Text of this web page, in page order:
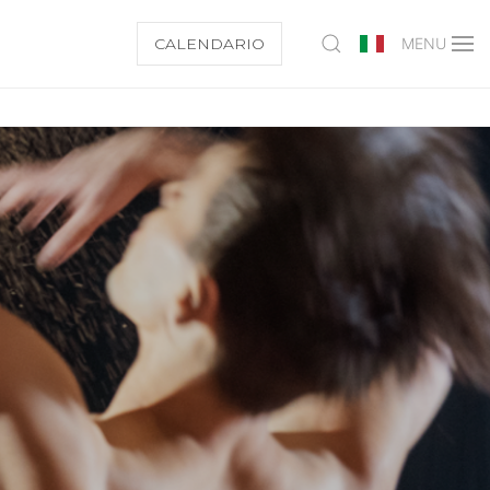
CALENDARIO MENU